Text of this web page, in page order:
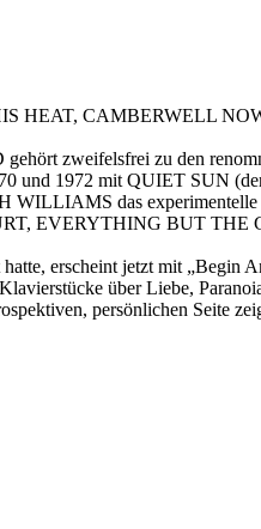
CAMBERWELL
zweifelsfrei zu den
und 1972 mit QUIET SUN
das
EVERYTHING BUT THE
erscheint jetzt mit „Begin
über Liebe,
persönlichen Seite